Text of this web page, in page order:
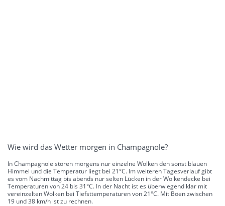
Wie wird das Wetter morgen in Champagnole?
In Champagnole stören morgens nur einzelne Wolken den sonst blauen
Himmel und die Temperatur liegt bei 21°C. Im weiteren Tagesverlauf gibt
es vom Nachmittag bis abends nur selten Lücken in der Wolkendecke bei
Temperaturen von 24 bis 31°C. In der Nacht ist es überwiegend klar mit
vereinzelten Wolken bei Tiefsttemperaturen von 21°C. Mit Böen zwischen
19 und 38 km/h ist zu rechnen.